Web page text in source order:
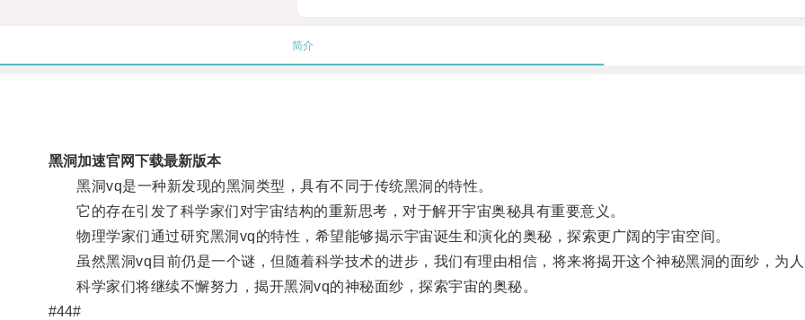
简介
黑洞加速官网下载最新版本
黑洞vq是一种新发现的黑洞类型，具有不同于传统黑洞的特性。
它的存在引发了科学家们对宇宙结构的重新思考，对于解开宇宙奥秘具有重要意义。
物理学家们通过研究黑洞vq的特性，希望能够揭示宇宙诞生和演化的奥秘，探索更广阔的宇宙空间。
虽然黑洞vq目前仍是一个谜，但随着科学技术的进步，我们有理由相信，将来将揭开这个神秘黑洞的面纱，为人
科学家们将继续不懈努力，揭开黑洞vq的神秘面纱，探索宇宙的奥秘。
#44#